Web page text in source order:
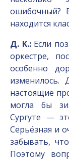
ошибочный?
находится
Д. К.:Если
оркестре,
особенно
настоящие
могла бы
Сургуте —
Серьёзная и
забывать,
Поэтому